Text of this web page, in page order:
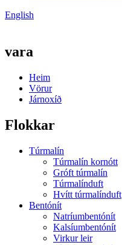
English
vara
Heim
Vörur
Járnoxíð
Flokkar
Túrmalín
Túrmalín kornótt
Gróft túrmalín
Túrmalínduft
Hvítt túrmalínduft
Bentónít
Natríumbentónít
Kalsíumbentónít
Virkur leir